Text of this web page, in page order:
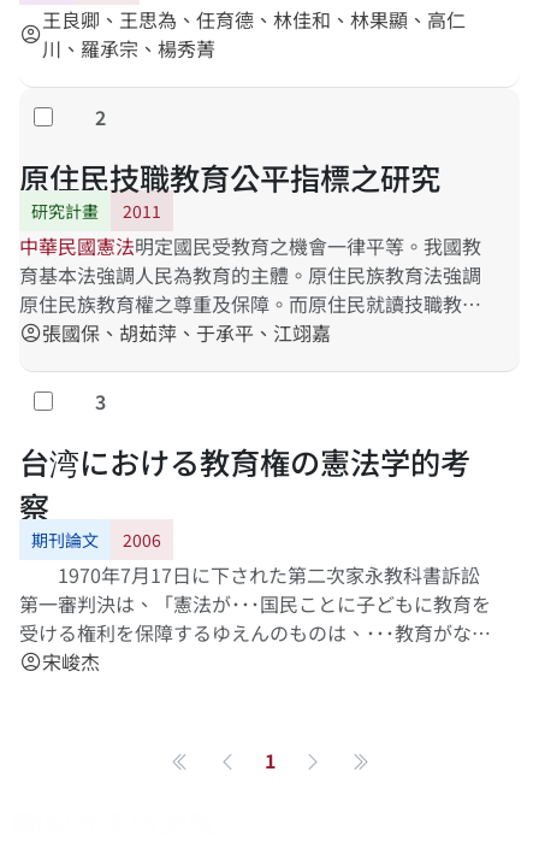
account_circle王良卿、王思為、任育德、林佳和、林果顯、高仁
川、羅承宗、楊秀菁
Select 2
原住民技職教育公平指標之研究
研究計畫 2011
中華民國憲法明定國民受教育之機會一律平等。我國教
育基本法強調人民為教育的主體。原住民族教育法強調
原住民族教育權之尊重及保障。而原住民就讀技職教育
之比例，占原住民學生之比重最多，因而探討原住民技
account_circle張國保、胡茹萍、于承平、江翊嘉
Select 3
台湾における教育権の憲法学的考
察
期刊論文 2006
1970年7月17日に下された第二次家永教科書訴訟
第一審判決は、「憲法が･･･国民ことに子どもに教育を
受ける権利を保障するゆえんのものは、･･･教育がなに
よりも子ども自らの要求する権利であるからだと考え
分に開花させるべく自ら学習し、事物を知り、これに
よって自らを生長させることが子どもの生来的権利で
account_circle宋峻杰
第一頁Previous page
1 Next page最後一頁